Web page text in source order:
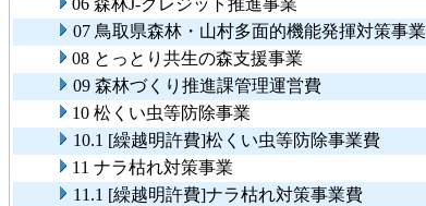
06 森林J-クレジット推進事業
07 鳥取県森林・山村多面的機能発揮対策事業
08 とっとり共生の森支援事業
09 森林づくり推進課管理運営費
10 松くい虫等防除事業
10.1 [繰越明許費]松くい虫等防除事業費
11 ナラ枯れ対策事業
11.1 [繰越明許費]ナラ枯れ対策事業費